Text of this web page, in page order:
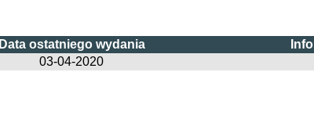
Data ostatniego wydania
03-04-2020